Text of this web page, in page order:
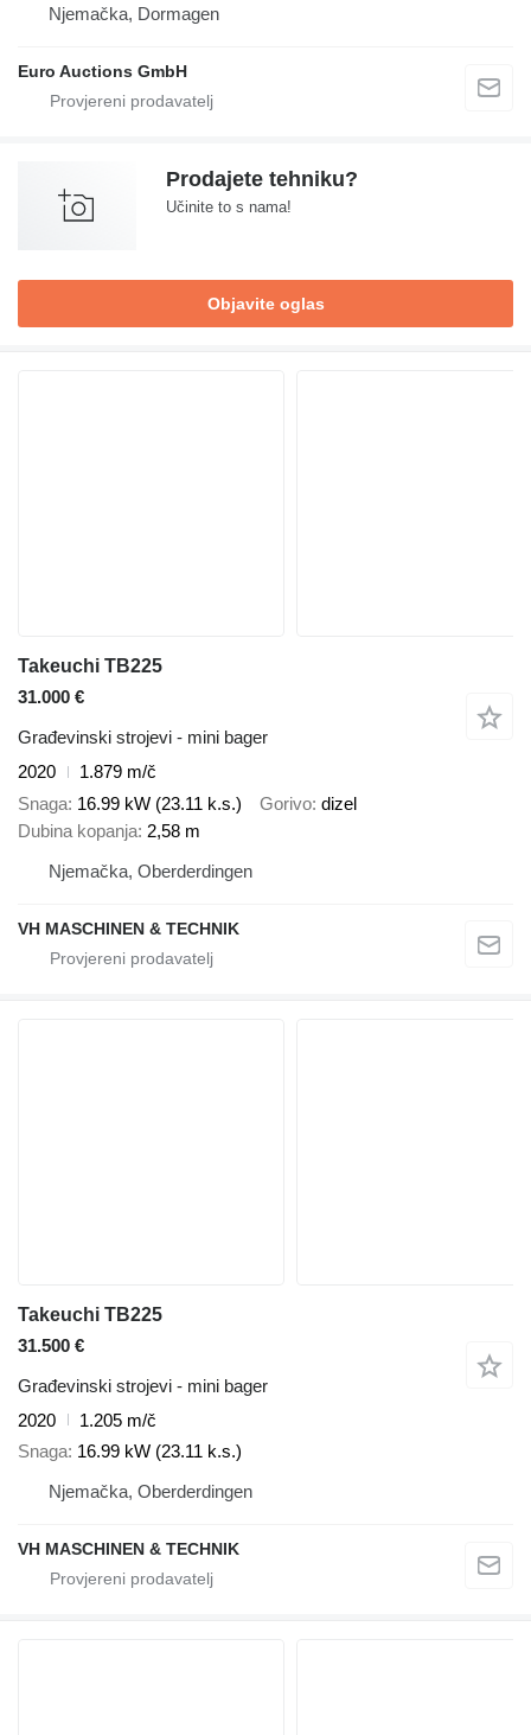
Njemačka, Dormagen
Euro Auctions GmbH
Prodajete tehniku?
Učinite to s nama!
Objavite oglas
Takeuchi TB225
31.000 €
Građevinski strojevi - mini bager
2020
1.879 m/č
Snaga 16.99 kW (23.11 k.s.) Gorivo dizel
Dubina kopanja 2,58 m
Njemačka, Oberderdingen
VH MASCHINEN & TECHNIK
Takeuchi TB225
31.500 €
Građevinski strojevi - mini bager
2020
1.205 m/č
Snaga 16.99 kW (23.11 k.s.)
Njemačka, Oberderdingen
VH MASCHINEN & TECHNIK